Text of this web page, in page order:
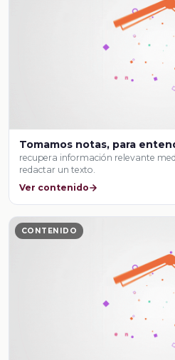
Tomamos notas, para
recupera información relevante
redactar un texto.
Ver contenido
CONTENIDO